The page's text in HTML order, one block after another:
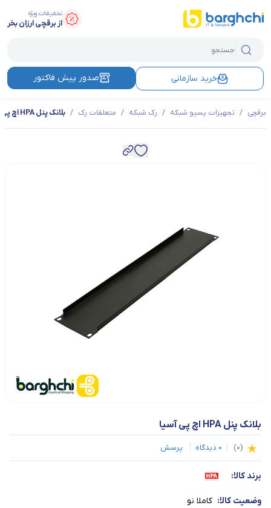
تخفیفات ویژه
از برقچی ارزان بخر
خرید سازمانی صدور پیش فاکتور
برقچی / تجهیزات پسیو شبکه / رک شبکه / متعلقات رک / بلانک پنل HPA اچ پی آسیا
بلانک پنل HPA اچ پی آسیا
(
0
)
0 دیدگاه پرسش
برند کالا:
وضعیت کالا: کاملا نو